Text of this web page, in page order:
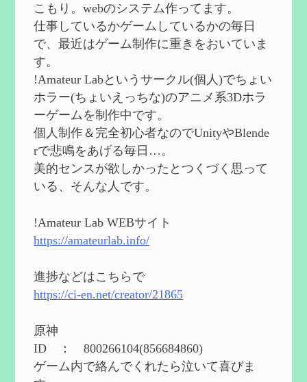
第５７回 アチーブメント「対決者・１」
を手に入れたい
を作成
2024/09/02
第５６回 ムアラニの簡易解説と使用感な
ど【0~1凸】
2024/08/11
第５５回 【無凸無モチ】エミリエを使っ
てみた感想を作成
2024/06/26
第４９回 フリーナの簡易性能紹介とテン
ションについての検証を更新
2024/05/12
能と3凸までを更新
2024/05/11
eを3BBB化してみた
2024/04/26
2024/04/03
第４８回 ヌヴィレットの性能と凸比較
更新
こもり。webのシステム作ってます。
仕事しているかゲームしているかの毎日
で、最近はゲーム制作に重きをおいていま
す。
!Amateur Labというサークル(個人)でちょい
ホラー(ちょいえっちな)のアニメ系3Dホラ
ーゲームを制作中です。
個人制作＆完全初心者なのでUnityやBlende
rで悲鳴をあげる毎日…。
美的センスが欲しかったとつくづく思って
いる、そんな人です。
!Amateur Lab WEBサイト
https://amateurlab.info/
進捗などはこちらで
https://ci-en.net/creator/21865
原神
ID ： 800266104(856684860)
ゲーム内で絡んでくれたら泣いて喜びま